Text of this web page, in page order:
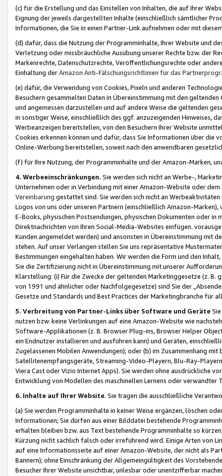
(c) für die Erstellung und das Einstellen von Inhalten, die auf Ihrer
Eignung der jeweils dargestellten Inhalte (einschließlich sämtlicher
Informationen, die Sie in einen Partner-Link aufnehmen oder mit
(d) dafür, dass die Nutzung der Programminhalte, Ihrer Website und
Verletzung oder missbräuchliche Ausübung unserer Rechte bzw. der
Markenrechte, Datenschutzrechte, Veröffentlichungsrechte oder
Einhaltung derAmazon Anti-Fälschungsrichtlinien für das
(e) dafür, die Verwendung von Cookies, Pixeln und anderen
Besuchern gesammelten Daten in Übereinstimmung mit den
und angemessen darzustellen und auf andere Weise die geltenden
in sonstiger Weise, einschließlich des ggf. anzuzeigenden Hinweises,
Werbeanzeigen bereitstellen, von den Besuchern Ihrer Website
Cookies erkennen können und dafür, dass Sie Informationen über die
Online-Werbung bereitstellen, soweit nach den anwendbaren
(f) für Ihre Nutzung, der Programminhalte und der Amazon-Marken,
4. Werbeeinschränkungen. Sie werden sich nicht an Werbe-,
Unternehmen oder in Verbindung mit einer Amazon-Website oder
Vereinbarung gestattet sind. Sie werden sich nicht an
Logos von uns oder unseren Partnern (einschließlich Amazon-
E-Books, physischen Postsendungen, physischen Dokumenten oder in
Direktnachrichten von Ihren Social-Media-Websites einfügen.
Kunden angemeldet werden) und ansonsten in Übereinstimmung mit
stehen. Auf unser Verlangen stellen Sie uns repräsentative
Bestimmungen eingehalten haben. Wir werden die Form und den
Sie die Zertifizierung nicht in Übereinstimmung mit unserer
Klarstellung: (i) Für die Zwecke der geltenden Marketinggesetze (z. B.
von 1991 und ähnlicher oder Nachfolgegesetze) sind Sie der
Gesetze und Standards und Best Practices der Marketingbranche für
5. Verbreitung von Partner-Links über Software und Geräte
nutzen bzw. keine Verlinkungen auf eine Amazon-Website wie
Software-Applikationen (z. B. Browser Plug-ins, Browser Helper
ein Endnutzer installieren und ausführen kann) und Geräten,
Zugelassenen Mobilen Anwendungen); oder (b) im Zusammenhang
Satellitenempfangsgeräte, Streaming-Video-Playern, Blu-Ray-
Viera Cast oder Vizio Internet Apps). Sie werden ohne ausdrückliche
Entwicklung von Modellen des maschinellen Lernens oder
6. Inhalte auf Ihrer Website. Sie tragen die ausschließliche
(a) Sie werden Programminhalte in keiner Weise ergänzen, löschen
Informationen; Sie dürfen aus einer Bilddatei bestehende
erhalten bleiben bzw. aus Text bestehende Programminhalte so
Kürzung nicht sachlich falsch oder irreführend wird. Einige Arten von
auf eine Informationsseite auf einer Amazon-Website, der nicht als
Bannern); ohne Einschränkung der Allgemeingültigkeit des
Besucher Ihrer Website unsichtbar, unlesbar oder unentzifferbar